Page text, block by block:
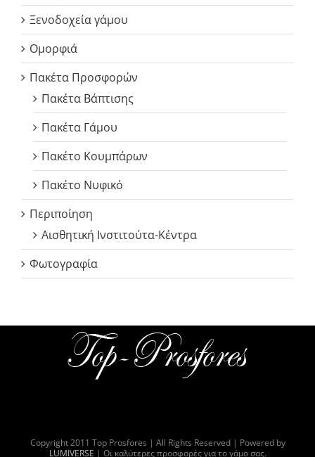
Ξενοδοχεία γάμου
Ομορφιά
Πακέτα Προσφορών
Πακέτα Βάπτισης
Πακέτα Γάμου
Πακέτο Κουμπάρων
Πακέτο Νυφικό
Περιποίηση
Αισθητική Ινστιτούτα-Κέντρα
Φωτογραφία
Copyright 2011 Top Prosfores | All Rights Reserved | Powered by
LUMIVERSE | Οι καλύτερες προσφορές για το γάμο σας.